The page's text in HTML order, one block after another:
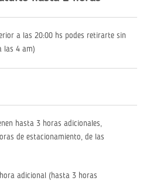
a las 20:00 hs podes retirarte sin
las 4 am)
hasta 3 horas adicionales,
de estacionamiento, de las
adicional (hasta 3 horas